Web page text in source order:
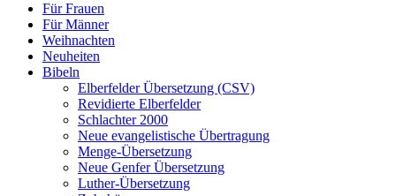
Für Frauen
Für Männer
Weihnachten
Neuheiten
Bibeln
Elberfelder Übersetzung (CSV)
Revidierte Elberfelder
Schlachter 2000
Neue evangelistische Übertragung
Menge-Übersetzung
Neue Genfer Übersetzung
Luther-Übersetzung